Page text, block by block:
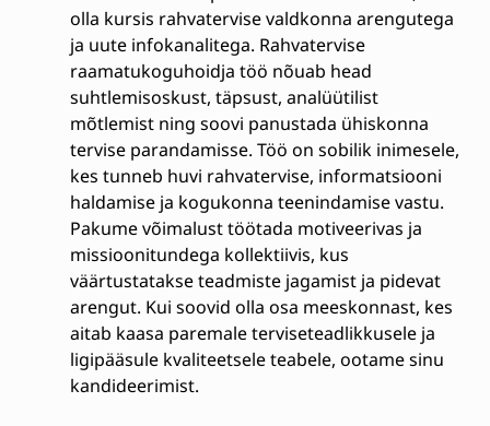
olla kursis rahvatervise valdkonna arengutega
ja uute infokanalitega. Rahvatervise
raamatukoguhoidja töö nõuab head
suhtlemisoskust, täpsust, analüütilist
mõtlemist ning soovi panustada ühiskonna
tervise parandamisse. Töö on sobilik inimesele,
kes tunneb huvi rahvatervise, informatsiooni
haldamise ja kogukonna teenindamise vastu.
Pakume võimalust töötada motiveerivas ja
missioonitundega kollektiivis, kus
väärtustatakse teadmiste jagamist ja pidevat
arengut. Kui soovid olla osa meeskonnast, kes
aitab kaasa paremale terviseteadlikkusele ja
ligipääsule kvaliteetsele teabele, ootame sinu
kandideerimist.